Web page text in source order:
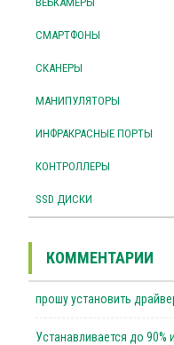
СМАРТФОНЫ
СКАНЕРЫ
МАНИПУЛЯТОРЫ
ИНФРАКРАСНЫЕ ПОРТЫ
КОНТРОЛЛЕРЫ
SSD ДИСКИ
КОММЕНТАРИИ
прошу установить
Устанавливается до 90%